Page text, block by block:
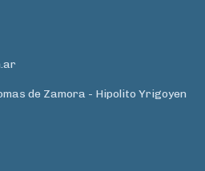
de Zamora - Hipolito Yrigoyen